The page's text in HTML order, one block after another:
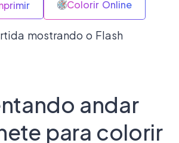
Colorir Online
mostrando o Flash
andar
para colorir